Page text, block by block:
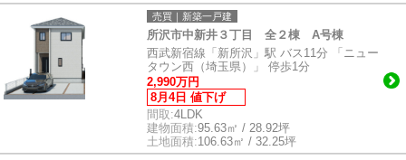
売買｜新築一戸建
所沢市中新井３丁目 全２棟 A号棟
西武新宿線「新所沢」駅 バス11分 「ニュー
タウン西（埼玉県）」 停歩1分
2,990万円
8月4日 値下げ
間取:4LDK
建物面積:95.63㎡ / 28.92坪
土地面積:106.63㎡ / 32.25坪